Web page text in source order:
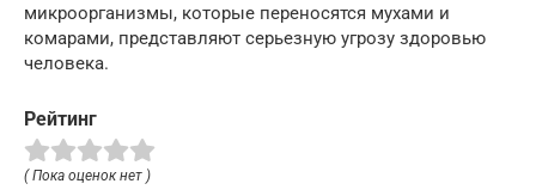
микроорганизмы, которые переносятся мухами и
комарами, представляют серьезную угрозу здоровью
человека.
Рейтинг
( Пока оценок нет )